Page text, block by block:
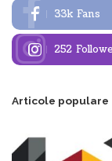
33k Fans
252
Articole populare